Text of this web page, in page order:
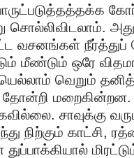
சொல்லிவிடலாம்.
வசனங்கள்
மீண்டும் ஒரே
வெறும்
தோன்றி
சாவுக்கு
நிற்கும் காட்சி,